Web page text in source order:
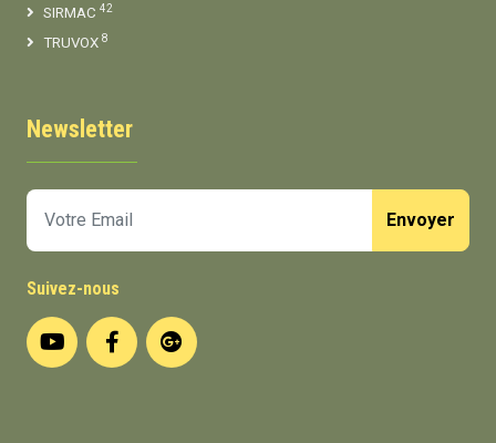
SIRMAC 42
TRUVOX 8
Newsletter
Envoyer
Suivez-nous